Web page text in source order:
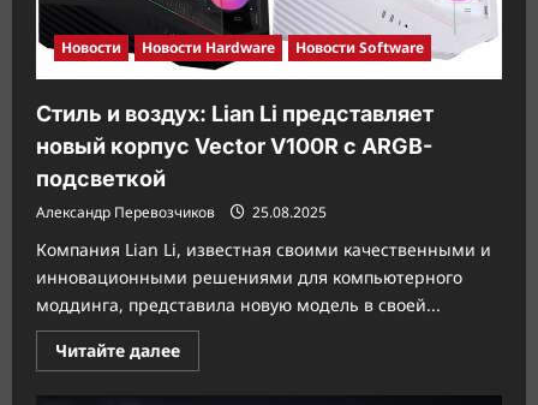
Новости Новости Hardware Новости Software
Стиль и воздух: Lian Li представляет
новый корпус Vector V100R с ARGB-
подсветкой
Александр Перевозчиков 25.08.2025
Компания Lian Li, известная своими качественными и
инновационными решениями для компьютерного
моддинга, представила новую модель в своей...
Читайте далееПрочитать
больше
Стиль